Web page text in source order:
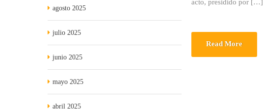
acto, presidido por […]
Read More
agosto 2025
julio 2025
junio 2025
mayo 2025
abril 2025